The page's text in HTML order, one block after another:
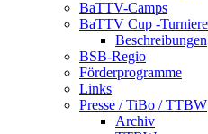
BaTTV-Camps
BaTTV Cup -Turniere
Beschreibungen
BSB-Regio
Förderprogramme
Links
Presse / TiBo / TTBW
Archiv